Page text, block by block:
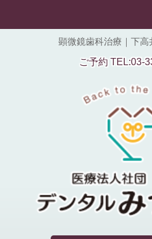
顕微鏡歯科治療｜下高
ご予約 TEL:03-